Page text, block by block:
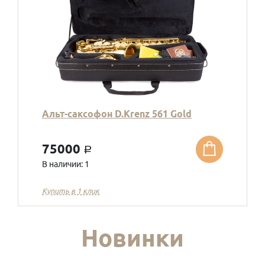
Альт-саксофон D.Krenz 561 Gold
75000 a
В наличии: 1
Купить в 1 клик
Новинки